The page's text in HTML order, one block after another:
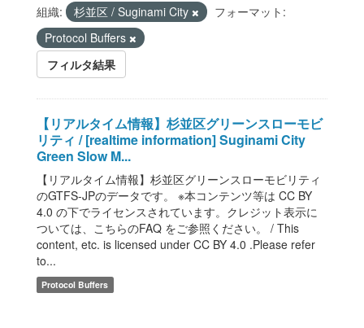
組織:
杉並区 / Suginami City
フォーマット:
Protocol Buffers
フィルタ結果
【リアルタイム情報】杉並区グリーンスローモビ
リティ / [realtime information] Suginami City
Green Slow M...
【リアルタイム情報】杉並区グリーンスローモビリティ
のGTFS-JPのデータです。 ※本コンテンツ等は CC BY
4.0 の下でライセンスされています。クレジット表示に
ついては、こちらのFAQ をご参照ください。 / This
content, etc. is licensed under CC BY 4.0 .Please refer
to...
Protocol Buffers